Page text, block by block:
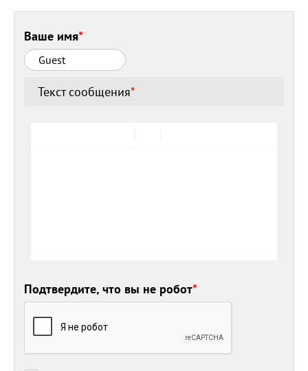
Ваше имя*
Текст сообщения*
Подтвердите, что вы не робот*